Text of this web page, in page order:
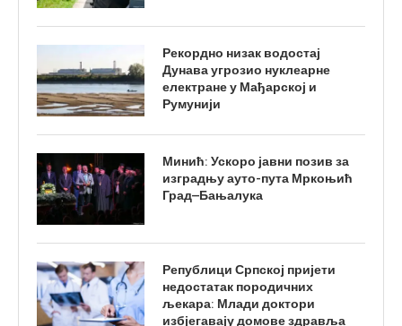
Рекордно низак водостај
Дунава угрозио нуклеарне
електране у Мађарској и
Румунији
Минић: Ускоро јавни позив за
изградњу ауто-пута Мркоњић
Град–Бањалука
Републици Српској пријети
недостатак породичних
љекара: Млади доктори
избјегавају домове здравља